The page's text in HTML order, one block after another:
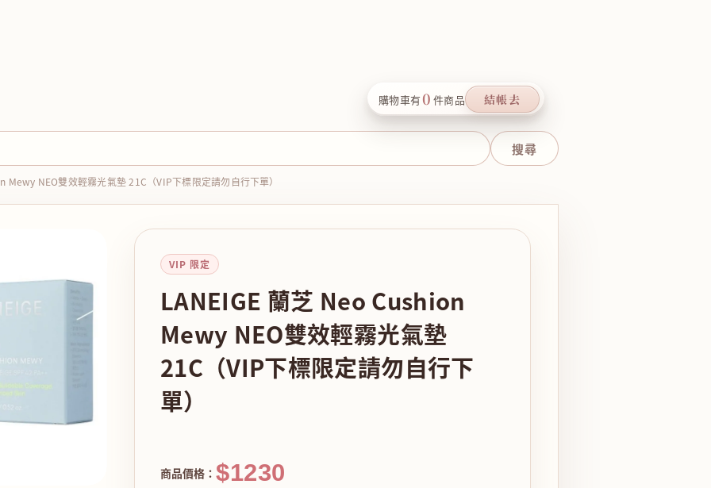
購物車有0 件商品 結帳去
NEO雙效輕霧光氣墊 21C（VIP下標限定請勿自行下單）
VIP 限定
LANEIGE 蘭芝 Neo Cushion
Mewy NEO雙效輕霧光氣墊
21C（VIP下標限定請勿自行下
單）
商品價格： $1230